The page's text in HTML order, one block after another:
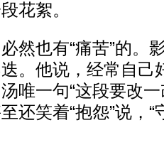
花絮。
也有“痛苦”的。
。他说，经常自己
唯一句“这段要改
还笑着“抱怨”说，